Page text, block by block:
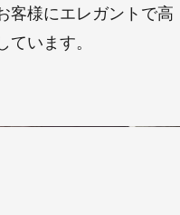
客様にエレガントで高
います。